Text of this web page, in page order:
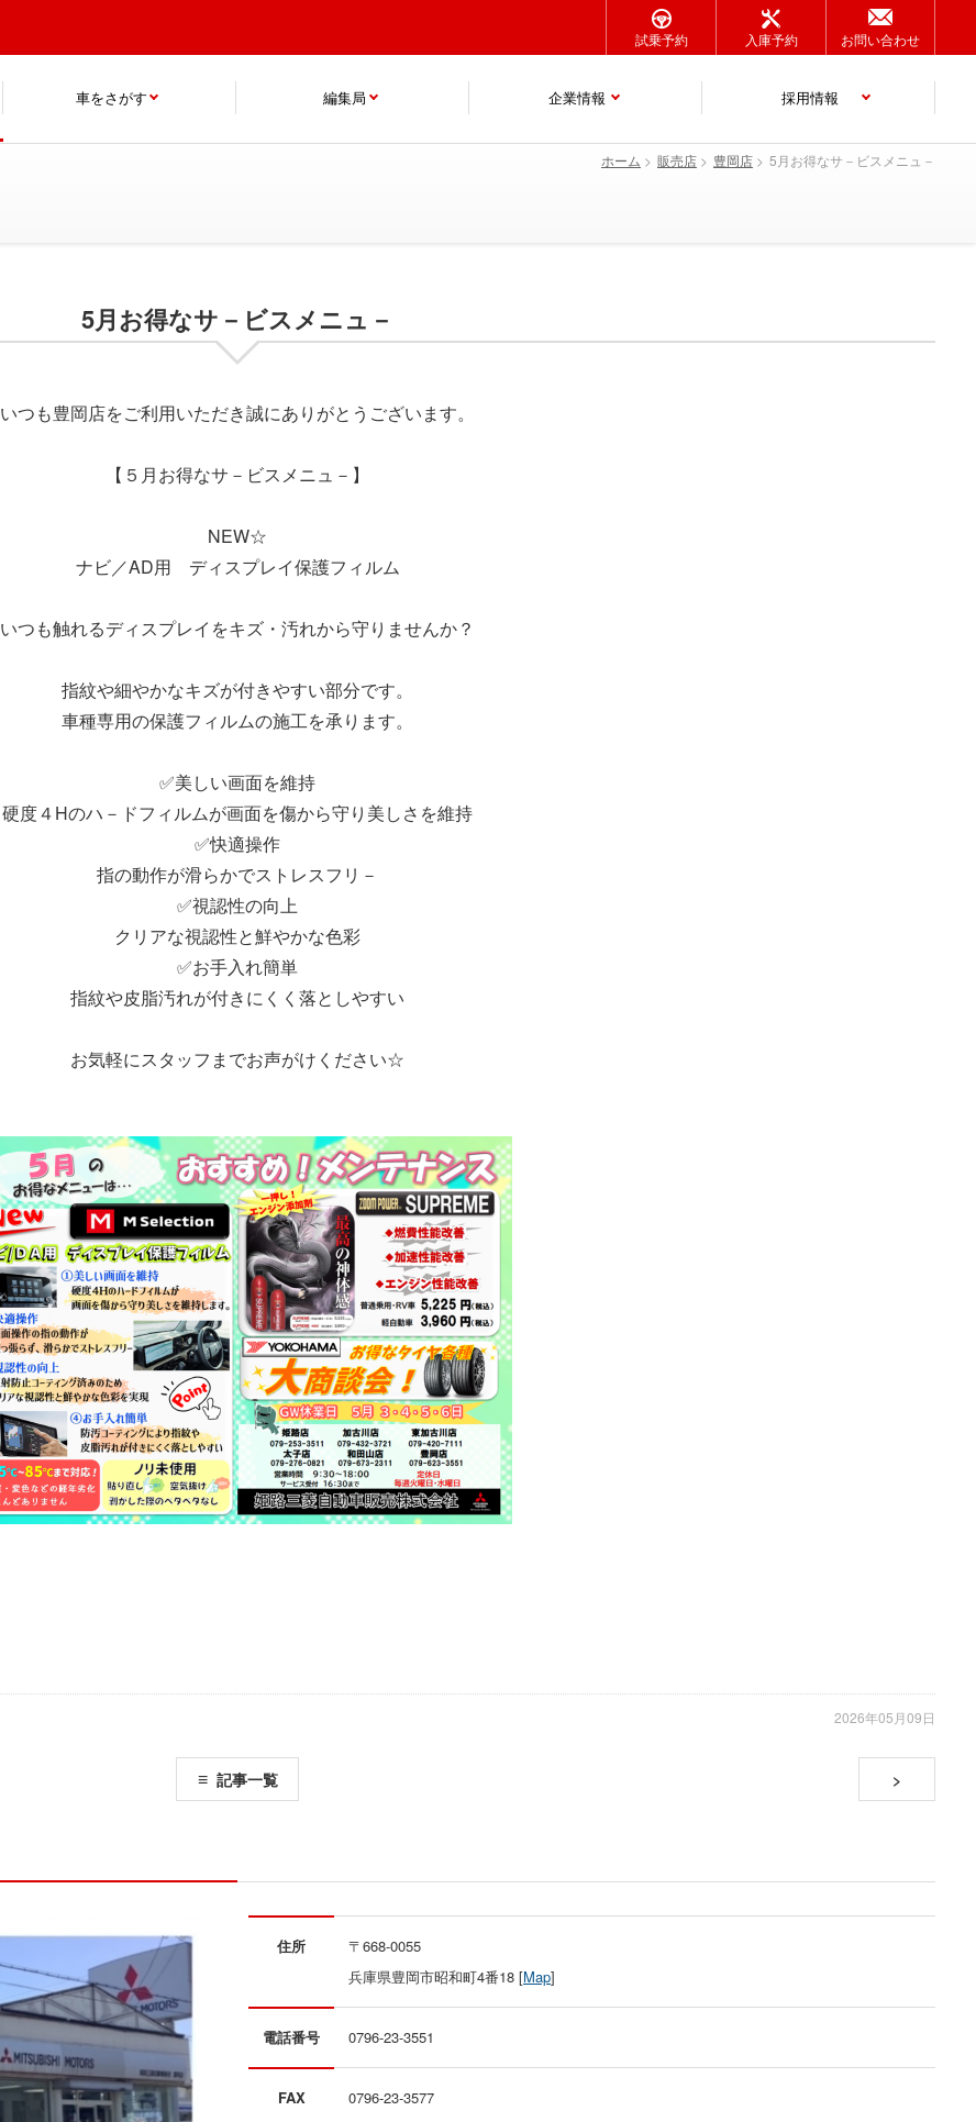
車をさがす 編集局 企業情報 採用情報
試乗予約 入庫予約 お問い合わせ
ホーム 販売店 豊岡店 5月お得なサ－ビスメニュ－
5月お得なサ－ビスメニュ－
いつも豊岡店をご利用いただき誠にありがとうございます。
【５月お得なサ－ビスメニュ－】
NEW☆
ナビ／AD用 ディスプレイ保護フィルム
いつも触れるディスプレイをキズ・汚れから守りませんか？
指紋や細やかなキズが付きやすい部分です。
車種専用の保護フィルムの施工を承ります。
✅美しい画面を維持
硬度４Hのハ－ドフィルムが画面を傷から守り美しさを維持
✅快適操作
指の動作が滑らかでストレスフリ－
✅視認性の向上
クリアな視認性と鮮やかな色彩
✅お手入れ簡単
指紋や皮脂汚れが付きにくく落としやすい
お気軽にスタッフまでお声がけください☆
2026年05月09日
記事一覧 >
住所
〒668-0055
兵庫県豊岡市昭和町4番18 [Map]
電話番号 0796-23-3551
FAX 0796-23-3577